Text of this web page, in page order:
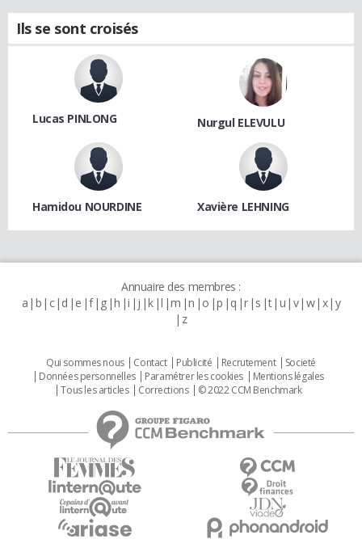
Ils se sont croisés
Lucas PINLONG Nurgul ELEVULU
Hamidou NOURDINE Xavière LEHNING
Annuaire des membres :
a b c d e f g h i j k l m n o p q r s t u v w x y
z
Qui sommes nous Contact Publicité Recrutement
Societé
Données personnelles
Paramétrer les cookies
Mentions légales
Tous les articles
Corrections © 2022 CCM Benchmark